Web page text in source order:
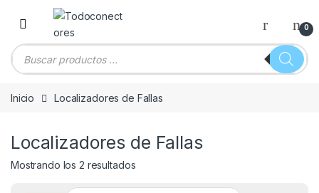
Skip to navigation
Skip to content
0
Búsqueda de productos
Inicio Localizadores de Fallas
Localizadores de Fallas
Mostrando los 2 resultados